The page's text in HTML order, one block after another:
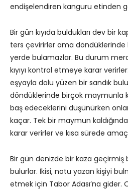
endişelendiren kanguru etinden
Bir gün kıyıda buldukları dev bir
ters çevirirler ama döndüklerinde
yerde bulamazlar. Bu durum
kıyıyı kontrol etmeye karar
eşyayla dolu yüzen bir sandık
döndüklerinde birçok maymunla
baş edeceklerini düşünürken
kaçar. Tek bir maymun
karar verirler ve kısa sürede
Bir gün denizde bir kaza geçirmiş
bulurlar. İkisi, notu yazan kişiyi
etmek için Tabor Adası’na